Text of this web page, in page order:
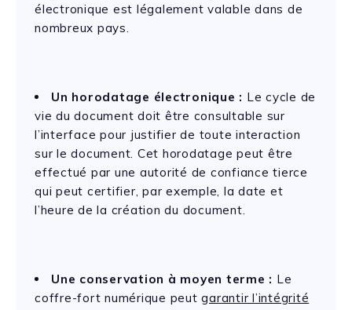
électronique est légalement valable dans de
nombreux pays.
Un horodatage électronique : Le cycle de
vie du document doit être consultable sur
l’interface pour justifier de toute interaction
sur le document. Cet horodatage peut être
effectué par une autorité de confiance tierce
qui peut certifier, par exemple, la date et
l’heure de la création du document.
Une conservation à moyen terme : Le
coffre-fort numérique peutgarantir l’intégrité